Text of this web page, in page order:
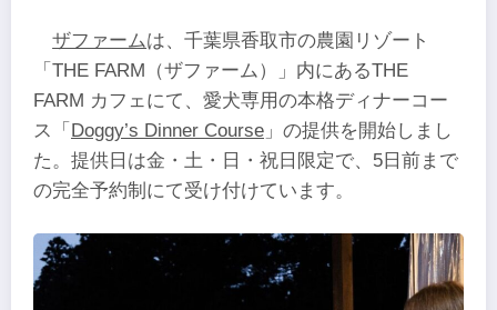
ザファームは、千葉県香取市の農園リゾート
「THE FARM（ザファーム）」内にあるTHE
FARM カフェにて、愛犬専用の本格ディナーコー
ス「 Doggy’s Dinner Course 」の提供を開始しまし
た。提供日は金・土・日・祝日限定で、5日前まで
の完全予約制にて受け付けています。